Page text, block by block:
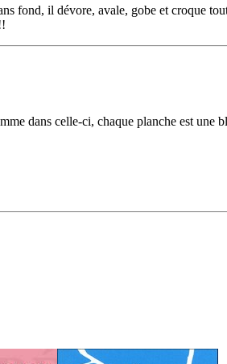
fond, il dévore, avale, gobe et croque
dans celle-ci, chaque planche est une